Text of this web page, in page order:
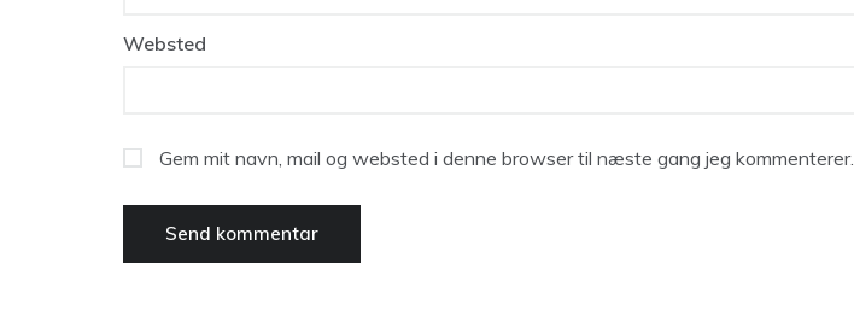
Websted
Gem mit navn, mail og websted i denne browser til næste gang jeg kommenterer.